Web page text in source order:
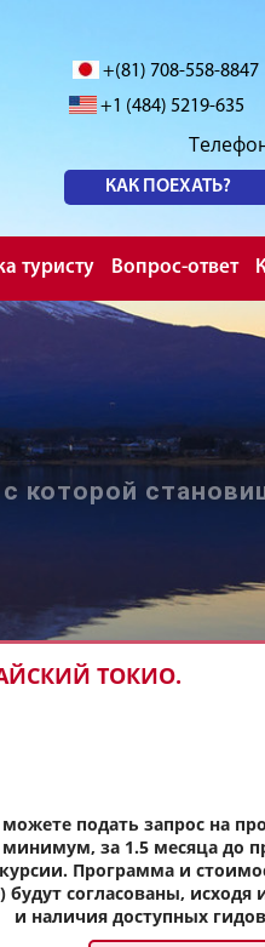
+(81) 708-558-8847
+1 (484) 5219-635
КАК ПОЕХАТЬ?
туристу Вопрос-ответ
которой
ТОКИО.
подать запрос на
минимум, за 1.5 месяца до
Программа и
будут согласованы,
и наличия доступных